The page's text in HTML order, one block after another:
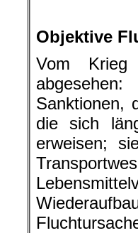
Objektive
Vom Krieg
Sanktionen,
die sich
erweisen;